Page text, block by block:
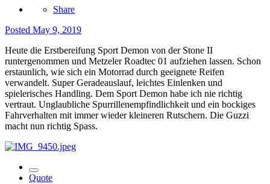
Share
Posted May 9, 2019
Heute die Erstbereifung Sport Demon von der Stone II
runtergenommen und Metzeler Roadtec 01 aufziehen lassen. Schon
erstaunlich, wie sich ein Motorrad durch geeignete Reifen
verwandelt. Super Geradeauslauf, leichtes Einlenken und
spielerisches Handling. Dem Sport Demon habe ich nie richtig
vertraut. Unglaubliche Spurrillenempfindlichkeit und ein bockiges
Fahrverhalten mit immer wieder kleineren Rutschern. Die Guzzi
macht nun richtig Spass.
Quote